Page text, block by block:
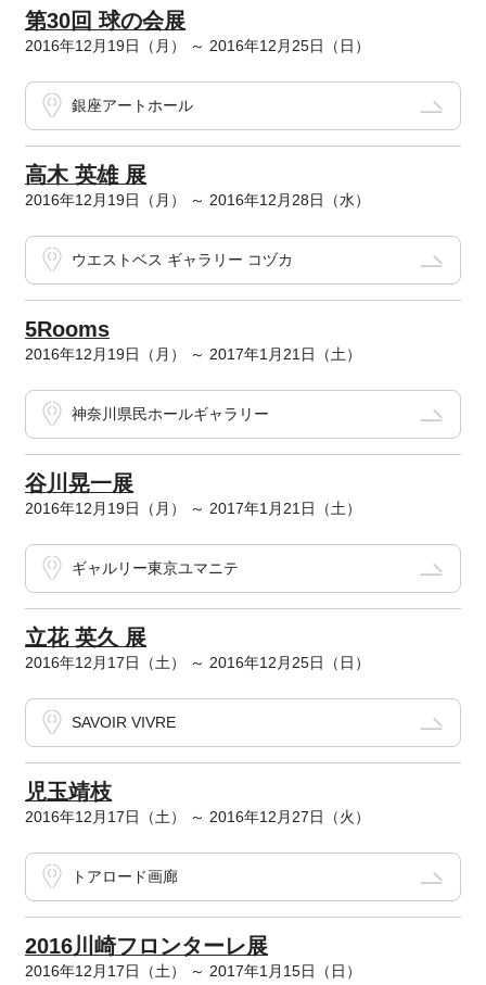
第30回 球の会展
2016年12月19日（月） ～ 2016年12月25日（日）
銀座アートホール
高木 英雄 展
2016年12月19日（月） ～ 2016年12月28日（水）
ウエストベス ギャラリー コヅカ
5Rooms
2016年12月19日（月） ～ 2017年1月21日（土）
神奈川県民ホールギャラリー
谷川晃一展
2016年12月19日（月） ～ 2017年1月21日（土）
ギャルリー東京ユマニテ
立花 英久 展
2016年12月17日（土） ～ 2016年12月25日（日）
SAVOIR VIVRE
児玉靖枝
2016年12月17日（土） ～ 2016年12月27日（火）
トアロード画廊
2016川崎フロンターレ展
2016年12月17日（土） ～ 2017年1月15日（日）